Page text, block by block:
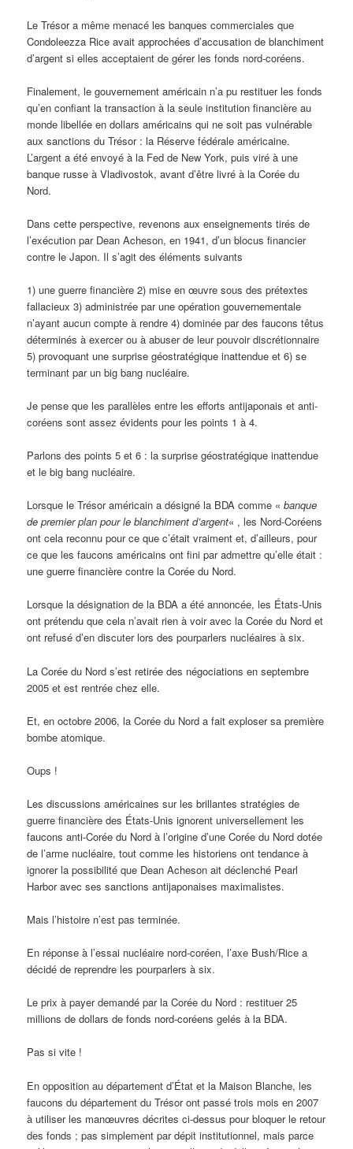
Le Trésor a même menacé les banques commerciales que
Condoleezza Rice avait approchées d’accusation de blanchiment
d’argent si elles acceptaient de gérer les fonds nord-coréens.
Finalement, le gouvernement américain n’a pu restituer les fonds
qu’en confiant la transaction à la seule institution financière au
monde libellée en dollars américains qui ne soit pas vulnérable
aux sanctions du Trésor : la Réserve fédérale américaine.
L’argent a été envoyé à la Fed de New York, puis viré à une
banque russe à Vladivostok, avant d’être livré à la Corée du
Nord.
Dans cette perspective, revenons aux enseignements tirés de
l’exécution par Dean Acheson, en 1941, d’un blocus financier
contre le Japon. Il s’agit des éléments suivants
1) une guerre financière 2) mise en œuvre sous des prétextes
fallacieux 3) administrée par une opération gouvernementale
n’ayant aucun compte à rendre 4) dominée par des faucons têtus
déterminés à exercer ou à abuser de leur pouvoir discrétionnaire
5) provoquant une surprise géostratégique inattendue et 6) se
terminant par un big bang nucléaire.
Je pense que les parallèles entre les efforts antijaponais et anti-
coréens sont assez évidents pour les points 1 à 4.
Parlons des points 5 et 6 : la surprise géostratégique inattendue
et le big bang nucléaire.
Lorsque le Trésor américain a désigné la BDA comme «banque
de premier plan pour le blanchiment d’argent« , les Nord-Coréens
ont cela reconnu pour ce que c’était vraiment et, d’ailleurs, pour
ce que les faucons américains ont fini par admettre qu’elle était :
une guerre financière contre la Corée du Nord.
Lorsque la désignation de la BDA a été annoncée, les États-Unis
ont prétendu que cela n’avait rien à voir avec la Corée du Nord et
ont refusé d’en discuter lors des pourparlers nucléaires à six.
La Corée du Nord s’est retirée des négociations en septembre
2005 et est rentrée chez elle.
Et, en octobre 2006, la Corée du Nord a fait exploser sa première
bombe atomique.
Oups !
Les discussions américaines sur les brillantes stratégies de
guerre financière des États-Unis ignorent universellement les
faucons anti-Corée du Nord à l’origine d’une Corée du Nord dotée
de l’arme nucléaire, tout comme les historiens ont tendance à
ignorer la possibilité que Dean Acheson ait déclenché Pearl
Harbor avec ses sanctions antijaponaises maximalistes.
Mais l’histoire n’est pas terminée.
En réponse à l’essai nucléaire nord-coréen, l’axe Bush/Rice a
décidé de reprendre les pourparlers à six.
Le prix à payer demandé par la Corée du Nord : restituer 25
millions de dollars de fonds nord-coréens gelés à la BDA.
Pas si vite !
En opposition au département d’État et la Maison Blanche, les
faucons du département du Trésor ont passé trois mois en 2007
à utiliser les manœuvres décrites ci-dessus pour bloquer le retour
des fonds ; pas simplement par dépit institutionnel, mais parce